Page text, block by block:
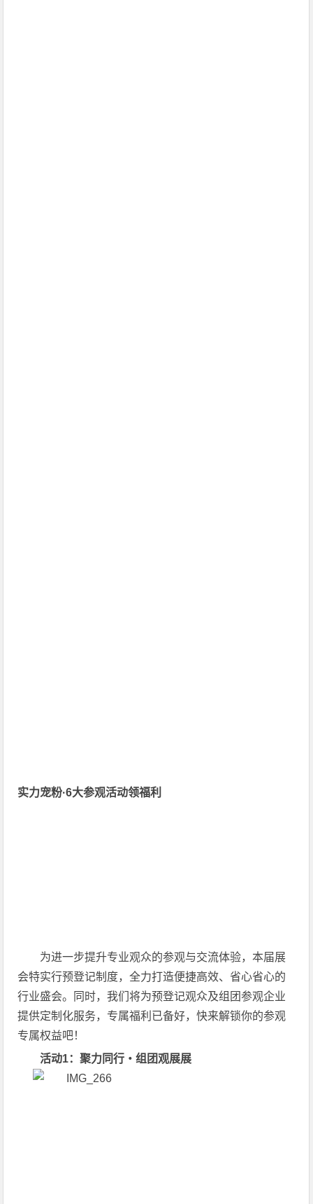
实力宠粉·6大参观活动领福利
为进一步提升专业观众的参观与交流体验，本届展
会特实行预登记制度，全力打造便捷高效、省心省心的
行业盛会。同时，我们将为预登记观众及组团参观企业
提供定制化服务，专属福利已备好，快来解锁你的参观
专属权益吧！
活动1：聚力同行・组团观展展